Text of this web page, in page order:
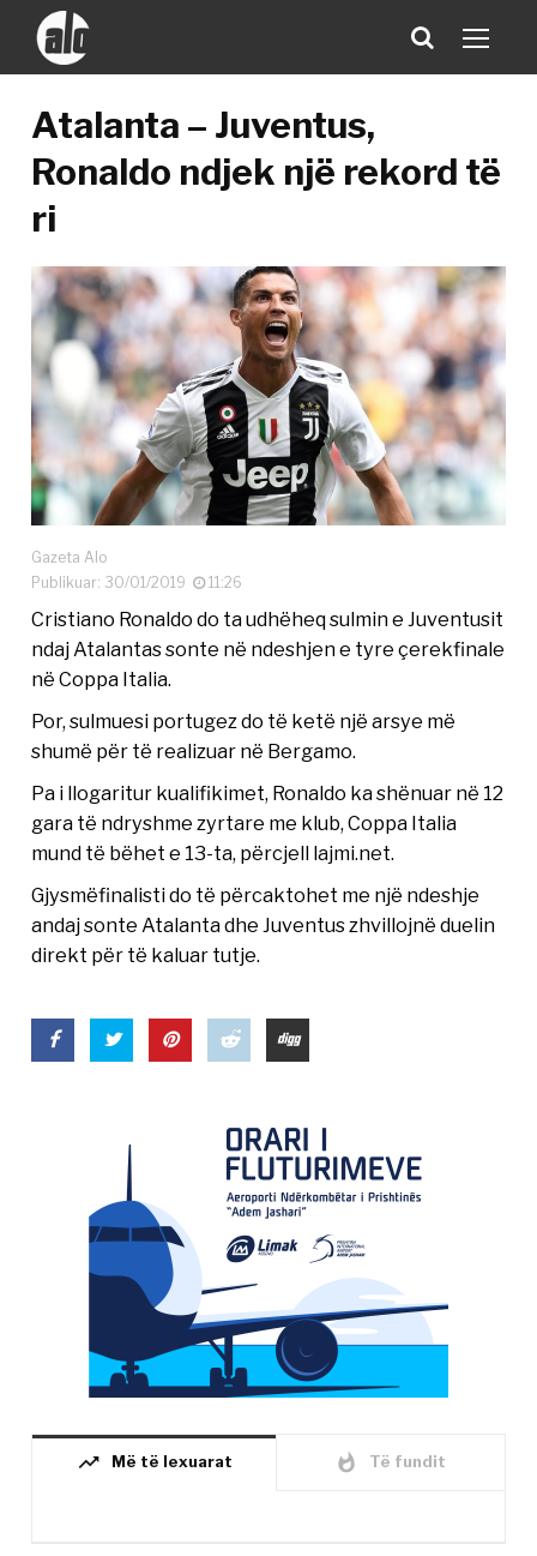
Atalanta – Juventus,
Ronaldo ndjek një rekord të
ri
Gazeta Alo
Publikuar: 30/01/2019
11:26
Cristiano Ronaldo do ta udhëheq sulmin e Juventusit
ndaj Atalantas sonte në ndeshjen e tyre çerekfinale
në Coppa Italia.
Por, sulmuesi portugez do të ketë një arsye më
shumë për të realizuar në Bergamo.
Pa i llogaritur kualifikimet, Ronaldo ka shënuar në 12
gara të ndryshme zyrtare me klub, Coppa Italia
mund të bëhet e 13-ta, përcjell lajmi.net.
Gjysmëfinalisti do të përcaktohet me një ndeshje
andaj sonte Atalanta dhe Juventus zhvillojnë duelin
direkt për të kaluar tutje.
trending_up Më të lexuarat whatshot Të fundit